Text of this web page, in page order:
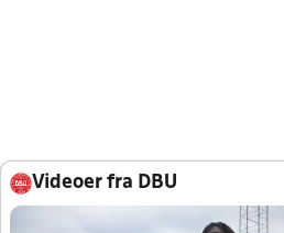
Videoer fra DBU